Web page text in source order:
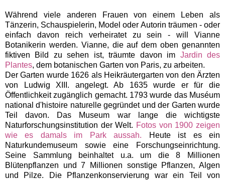
Während viele anderen Frauen von einem Leben als
Tänzerin, Schauspielerin, Model oder Autorin träumen - oder
einfach davon reich verheiratet zu sein -will Vianne
Botanikerin werden. Vianne, die auf dem oben genannten
fiktiven Bild zu sehen ist, träumte davon im Jardin des
Plantes, dem botanischen Garten von Paris, zu arbeiten.
Der Garten wurde 1626 als Heikräutergarten von den Ärzten
von Ludwig XIII. angelegt. Ab 1635 wurde er für die
Öffentlichkeit zugänglich gemacht. 1793 wurde das Muséum
national d'histoire naturelle gegründet und der Garten wurde
Teil davon. Das Museum war lange die wichtigste
Naturforschungsinstitution der Welt. Fotos von 1900 zeigen
wie es damals im Park aussah.
Heute ist es ein
Naturkundemuseum sowie eine Forschungseinrichtung.
Seine Sammlung beinhaltet u.a. um die 8 Millionen
Blütenpflanzen und 7 Millionen sonstige Pflanzen, Algen
und Pilze. Die Pflanzenkonservierung war ein Teil von